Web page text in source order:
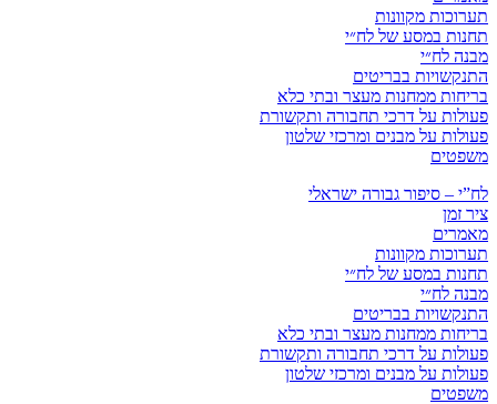
תערוכות מקוונות
תחנות במסע של לח״י
מבנה לח״י
התנקשויות בבריטים
בריחות ממחנות מעצר ובתי כלא
פעולות על דרכי תחבורה ותקשורת
פעולות על מבנים ומרכזי שלטון
משפטים
לח”י – סיפור גבורה ישראלי
ציר זמן
מאמרים
תערוכות מקוונות
תחנות במסע של לח״י
מבנה לח״י
התנקשויות בבריטים
בריחות ממחנות מעצר ובתי כלא
פעולות על דרכי תחבורה ותקשורת
פעולות על מבנים ומרכזי שלטון
משפטים